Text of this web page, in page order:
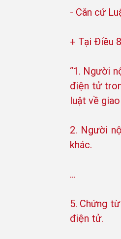
- Căn cứ
+ Tại Điều
“1. Người
điện tử
luật về
2. Người
khác.
…
5. Chứng
điện tử.